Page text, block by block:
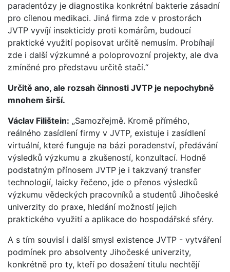
paradentózy je diagnostika konkrétní bakterie zásadní
pro cílenou medikaci. Jiná firma zde v prostorách
JVTP vyvíjí insekticidy proti komárům, budoucí
praktické využití popisovat určitě nemusím. Probíhají
zde i další výzkumné a poloprovozní projekty, ale dva
zmíněné pro představu určitě stačí.“
Určitě ano, ale rozsah činnosti JVTP je nepochybně
mnohem širší.
Václav Filištein: „Samozřejmě. Kromě přímého,
reálného zasídlení firmy v JVTP, existuje i zasídlení
virtuální, které funguje na bázi poradenství, předávání
výsledků výzkumu a zkušeností, konzultací. Hodně
podstatným přínosem JVTP je i takzvaný transfer
technologií, laicky řečeno, jde o přenos výsledků
výzkumu vědeckých pracovníků a studentů Jihočeské
univerzity do praxe, hledání možností jejich
praktického využití a aplikace do hospodářské sféry.
A s tím souvisí i další smysl existence JVTP - vytváření
podmínek pro absolventy Jihočeské univerzity,
konkrétně pro ty, kteří po dosažení titulu nechtějí